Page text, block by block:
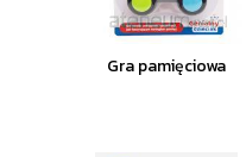
Gra pamięciowa